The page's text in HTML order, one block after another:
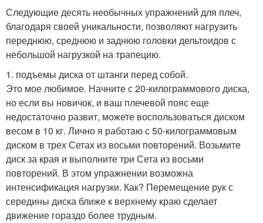
Следующие десять необычных упражнений для плеч,
благодаря своей уникальности, позволяют нагрузить
переднюю, среднюю и заднюю головки дельтоидов с
небольшой нагрузкой на трапецию.
1. подъемы диска от штанги перед собой.
Это мое любимое. Начните с 20-килограммового диска,
но если вы новичок, и ваш плечевой пояс еще
недостаточно развит, можете воспользоваться диском
весом в 10 кг. Лично я работаю с 50-килограммовым
диском в трех Сетах из восьми повторений. Возьмите
диск за края и выполните три Сета из восьми
повторений. В этом упражнении возможна
интенсификация нагрузки. Как? Перемещение рук с
середины диска ближе к верхнему краю сделает
движение гораздо более трудным.